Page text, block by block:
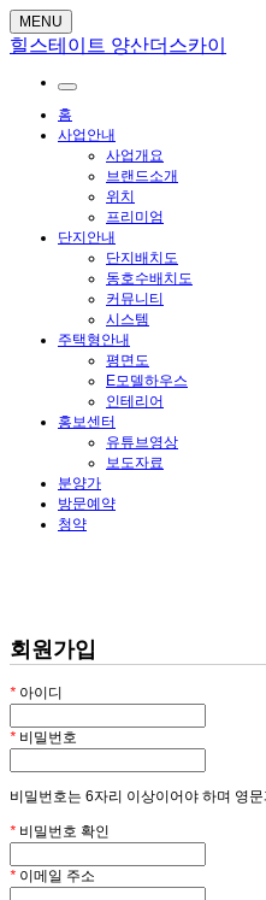
MENU
힐스테이트 양산더스카이
홈
사업안내
사업개요
브랜드소개
위치
프리미엄
단지안내
단지배치도
동호수배치도
커뮤니티
시스템
주택형안내
평면도
E모델하우스
인테리어
홍보센터
유튜브영상
보도자료
분양가
방문예약
청약
회원가입
* 아이디
* 비밀번호
비밀번호는 6자리 이상이어야 하며 영
* 비밀번호 확인
* 이메일 주소